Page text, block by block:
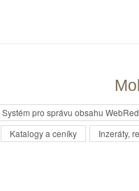
Systém pro správu obsahu
Katalogy a ceníky Inzeráty,